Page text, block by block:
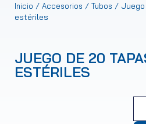
Inicio / Accesorios / Tubos / Juego
estériles
JUEGO DE 20
ESTÉRILES